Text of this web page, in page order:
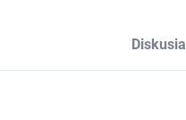
Diskusia